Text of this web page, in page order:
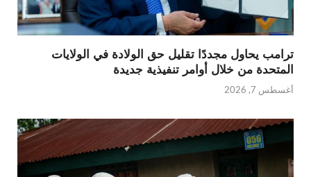
ترامب يحاول مجددًا تقليل حق الولادة في الولايات
المتحدة من خلال أوامر تنفيذية جديدة
أغسطس 7, 2026